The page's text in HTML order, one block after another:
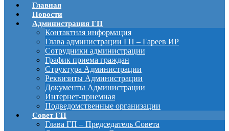
Главная
Новости
Администрация ГП
Контактная информация
Глава администрации ГП – Гареев ИР
Сотрудники администрации
График приема граждан
Структура Администрации
Реквизиты Администрации
Документы Администрации
Интернет-приемная
Подведомственные организации
Совет ГП
Глава ГП – Председатель Совета